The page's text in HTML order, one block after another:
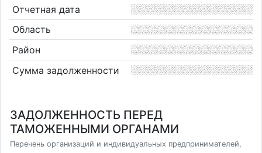
Отчетная дата
Область
Район
Сумма задолженности
ЗАДОЛЖЕННОСТЬ ПЕРЕД
ТАМОЖЕННЫМИ ОРГАНАМИ
Перечень организаций и индивидуальных предпринимателей,